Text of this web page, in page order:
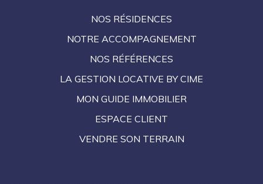
NOS RÉSIDENCES
NOTRE ACCOMPAGNEMENT
NOS RÉFÉRENCES
LA GESTION LOCATIVE BY CIME
MON GUIDE IMMOBILIER
ESPACE CLIENT
VENDRE SON TERRAIN